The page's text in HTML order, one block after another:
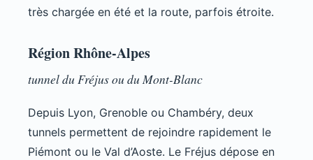
très chargée en été et la route, parfois étroite.
Région Rhône-Alpes
tunnel du Fréjus ou du Mont-Blanc
Depuis Lyon, Grenoble ou Chambéry, deux
tunnels permettent de rejoindre rapidement le
Piémont ou le Val d’Aoste. Le Fréjus dépose en